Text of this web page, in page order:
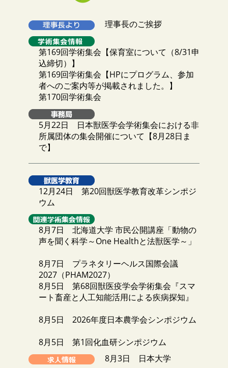
理事長のご挨拶
第169回学術集会【保育室について（8/31申
込締切）】
第169回学術集会【HPにプログラム、参加
者へのご案内等が掲載されました。】
第170回学術集会
5月22日 日本獣医学会学術集会における非
所属団体の集会開催について【8月28日ま
で】
12月24日 第20回獣医学教育改革シンポジ
ウム
8月7日 北海道大学 市民公開講座「動物の
声を聞く科学～One Healthと法獣医学～」
8月7日 プラネタリーヘルス国際会議
2027（PHAM2027）
8月5日 第68回獣医疫学会学術集会『スマ
ート畜産と人工知能活用による疾病探知』
8月5日 2026年度日本農学会シンポジウム
8月5日 第1回化血研シンポジウム
8月3日 日本大学